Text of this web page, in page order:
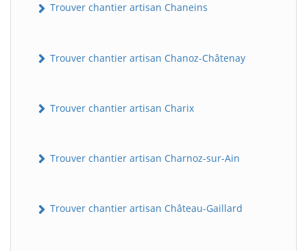
Trouver chantier artisan Chaneins
Trouver chantier artisan Chanoz-Châtenay
Trouver chantier artisan Charix
Trouver chantier artisan Charnoz-sur-Ain
Trouver chantier artisan Château-Gaillard